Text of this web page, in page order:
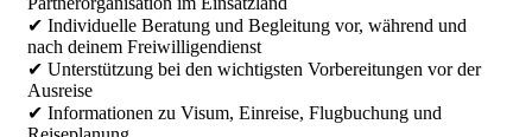
✔ Individuelle Beratung und Begleitung vor, während und
nach deinem Freiwilligendienst
✔ Unterstützung bei den wichtigsten Vorbereitungen vor der
Ausreise
✔ Informationen zu Visum, Einreise, Flugbuchung und